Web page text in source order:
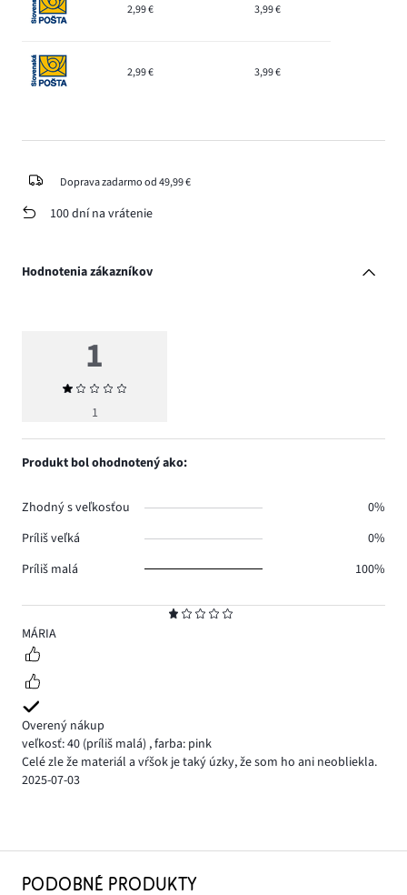
2,99 € 3,99 €
2,99 € 3,99 €
Doprava zadarmo od 49,99 €
100 dní na vrátenie
Hodnotenia zákazníkov
1
MÁRIA
Overený nákup
veľkosť: 40 (príliš malá) ,farba: pink
Celé zle že materiál a vŕšok je taký úzky, že som ho ani neobliekla.
2025-07-03
1
Priemerné
hodnotenie
1
Produkt bol ohodnotený ako:
Zhodný s veľkosťou
0%
Príliš veľká
0%
Príliš malá
100%
PODOBNÉ PRODUKTY